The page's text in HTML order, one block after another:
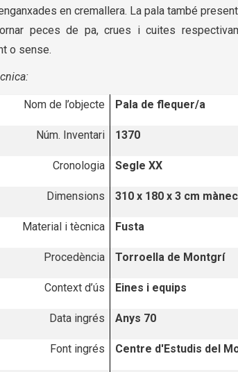
en cremallera. La pala també
peces de pa, crues i cuites
o sense.
Nom de l’objecte Pala de flequer/a
Núm. Inventari 1370
Cronologia Segle XX
Dimensions 310 x 180 x 3 cm
Material i tècnica Fusta
Procedència Torroella de Montgrí
Context d’ús Eines i equips
Data ingrés Anys 70
Font ingrés Centre d'Estudis del